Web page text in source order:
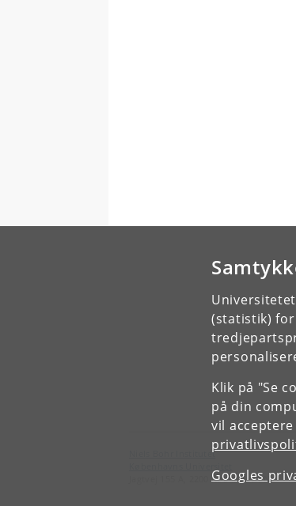
(statistik)
Klik på "Se
på din
vil
Googles
Niels Bohr Institutet
Jagtvej 155 A, 2200 København N.